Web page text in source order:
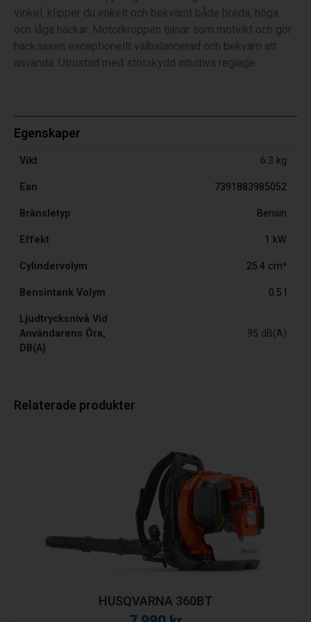
vinkel, klipper du enkelt och bekvämt både breda, höga
och låga häckar. Motorkroppen tjänar som motvikt och gör
häcksaxen exceptionellt välbalancerad och bekväm att
använda. Utrustad med stötskydd intuitiva reglage.
Egenskaper
Vikt 6.3 kg
Ean 7391883985052
Bränsletyp Bensin
Effekt 1 kW
Cylindervolym 25.4 cm³
Bensintank Volym 0.5 l
Ljudtrycksnivå Vid
Användarens Öra,
DB(A)
95 dB(A)
Relaterade produkter
HUSQVARNA 360BT